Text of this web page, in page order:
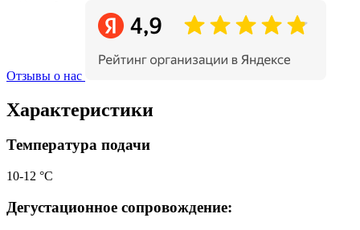
Отзывы о нас
Характеристики
Температура подачи
10-12 °С
Дегустационное сопровождение: